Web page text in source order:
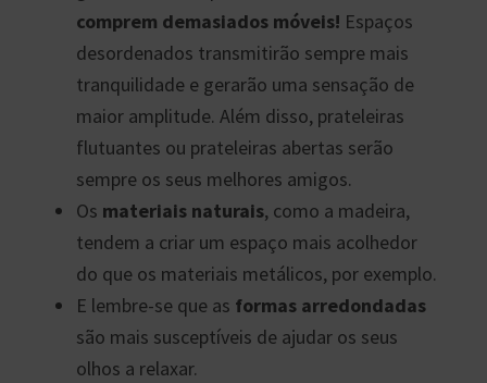
comprem demasiados móveis! Espaços
desordenados transmitirão sempre mais
tranquilidade e gerarão uma sensação de
maior amplitude. Além disso, prateleiras
flutuantes ou prateleiras abertas serão
sempre os seus melhores amigos.
Os materiais naturais, como a madeira,
tendem a criar um espaço mais acolhedor
do que os materiais metálicos, por exemplo.
E lembre-se que as formas arredondadas
são mais susceptíveis de ajudar os seus
olhos a relaxar.